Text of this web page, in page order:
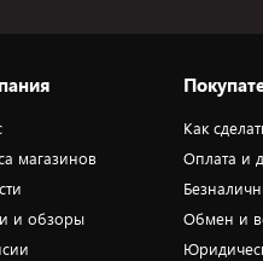
магазинов
и обзоры
Как
Оплата и
Обмен и